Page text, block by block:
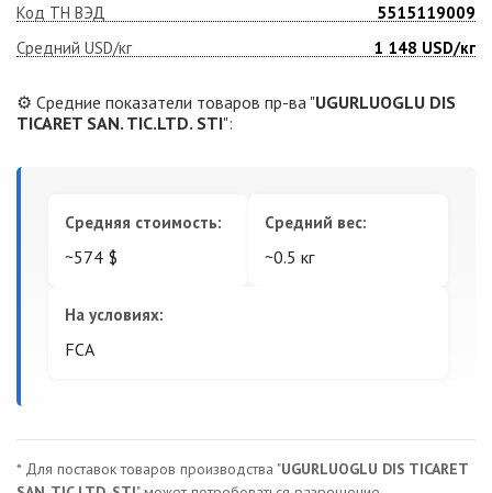
Код ТН ВЭД
5515119009
Средний USD/кг
1 148 USD/кг
⚙️ Средние показатели товаров пр-ва "UGURLUOGLU DIS
TICARET SAN. TIC.LTD. STI":
Средняя стоимость:
~574 $
Средний вес:
~0.5 кг
На условиях:
FCA
* Для поставок товаров производства "UGURLUOGLU DIS TICARET